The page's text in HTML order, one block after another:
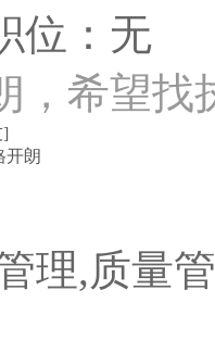
位：无
，希望
]
开朗
理,质量